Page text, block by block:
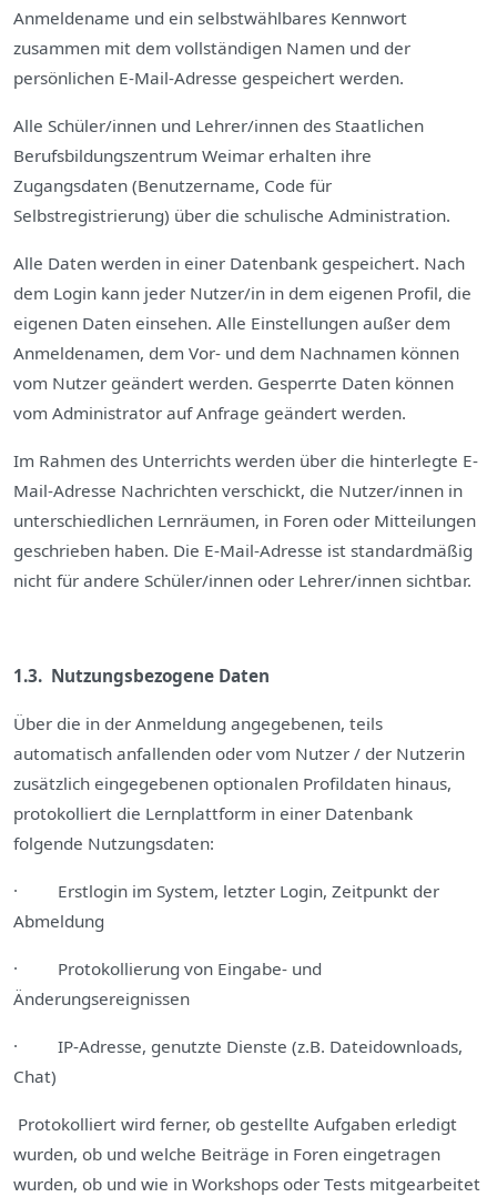
Anmeldename und ein selbstwählbares Kennwort
zusammen mit dem vollständigen Namen und der
persönlichen E-Mail-Adresse gespeichert werden.
Alle Schüler/innen und Lehrer/innen des Staatlichen
Berufsbildungszentrum Weimar erhalten ihre
Zugangsdaten (Benutzername, Code für
Selbstregistrierung) über die schulische Administration.
Alle Daten werden in einer Datenbank gespeichert. Nach
dem Login kann jeder Nutzer/in in dem eigenen Profil, die
eigenen Daten einsehen. Alle Einstellungen außer dem
Anmeldenamen, dem Vor- und dem Nachnamen können
vom Nutzer geändert werden. Gesperrte Daten können
vom Administrator auf Anfrage geändert werden.
Im Rahmen des Unterrichts werden über die hinterlegte E-
Mail-Adresse Nachrichten verschickt, die Nutzer/innen in
unterschiedlichen Lernräumen, in Foren oder Mitteilungen
geschrieben haben. Die E-Mail-Adresse ist standardmäßig
nicht für andere Schüler/innen oder Lehrer/innen sichtbar.
1.3. Nutzungsbezogene Daten
Über die in der Anmeldung angegebenen, teils
automatisch anfallenden oder vom Nutzer / der Nutzerin
zusätzlich eingegebenen optionalen Profildaten hinaus,
protokolliert die Lernplattform in einer Datenbank
folgende Nutzungsdaten:
· Erstlogin im System, letzter Login, Zeitpunkt der
Abmeldung
· Protokollierung von Eingabe- und
Änderungsereignissen
· IP-Adresse, genutzte Dienste (z.B. Dateidownloads,
Chat)
Protokolliert wird ferner, ob gestellte Aufgaben erledigt
wurden, ob und welche Beiträge in Foren eingetragen
wurden, ob und wie in Workshops oder Tests mitgearbeitet